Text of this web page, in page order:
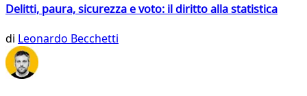
Delitti, paura, sicurezza e voto: il diritto alla statistica
di Leonardo Becchetti